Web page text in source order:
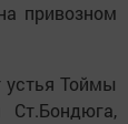
привозном
устья Тоймы
Ст.Бондюга,